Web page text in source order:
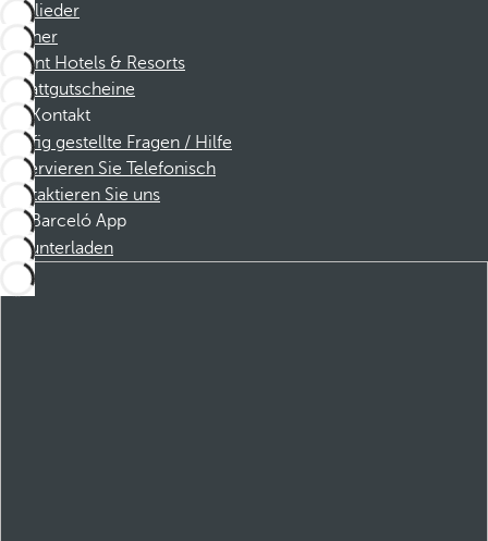
Mitglieder
Partner
Dorint Hotels & Resorts
Rabattgutscheine
Kontakt
Häufig gestellte Fragen / Hilfe
Reservieren Sie Telefonisch
Kontaktieren Sie uns
Barceló App
Herunterladen